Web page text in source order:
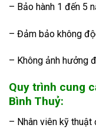
– Bảo hành 1 đến 5
– Đảm bảo không
– Không ảnh hưởng
Quy trình cung
Bình Thuỷ:
– Nhân viên kỹ